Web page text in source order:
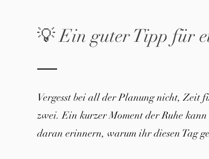
💡 Ein guter Tipp für
Vergesst bei all der Planung nicht, Zeit
zwei. Ein kurzer Moment der Ruhe
daran erinnern, warum ihr diesen Tag